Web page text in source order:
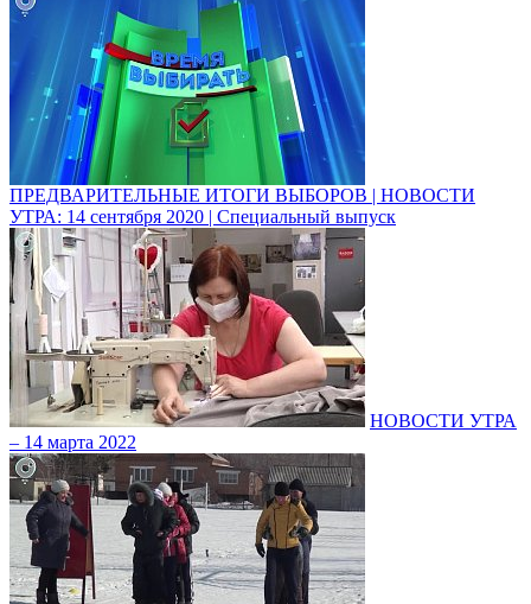
ПРЕДВАРИТЕЛЬНЫЕ ИТОГИ ВЫБОРОВ | НОВОСТИ
УТРА: 14 сентября 2020 | Специальный выпуск
НОВОСТИ УТРА
– 14 марта 2022